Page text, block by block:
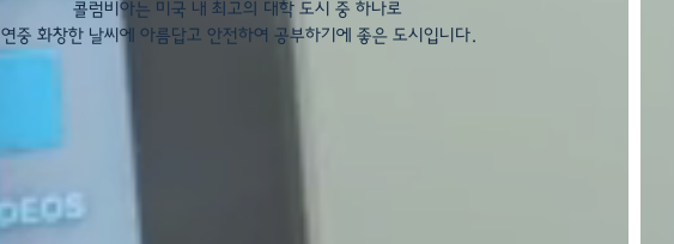
콜럼비아는 미국 내 최고의 대학 도시 중 하나로
연중 화창한 날씨에 아름답고 안전하여 공부하기에 좋은 도시입니다.